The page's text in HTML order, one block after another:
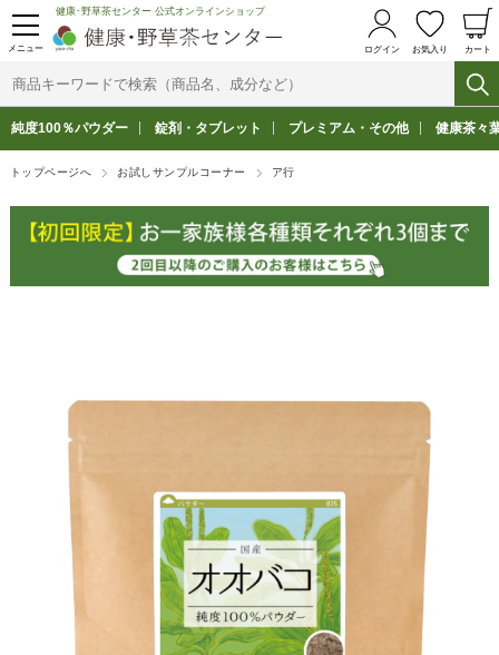
メニュー
健康･野草茶センター 公式オンラインショップ
ログイン お気入り カート
純度100％パウダー 錠剤・タブレット プレミアム・その他 健康茶々
トップページへ お試しサンプルコーナー ア行